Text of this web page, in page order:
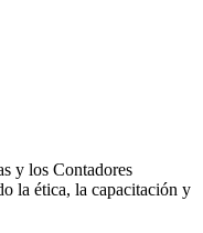
y los Contadores
la ética, la capacitación y